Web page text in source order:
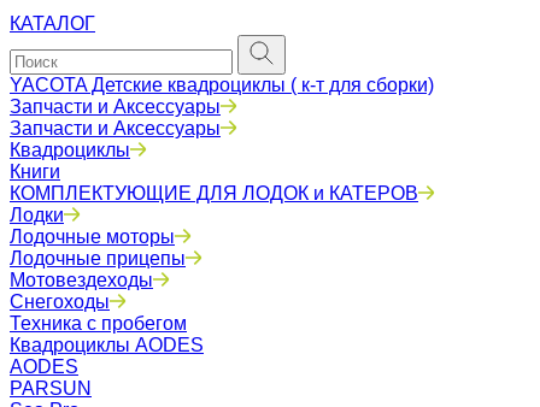
КАТАЛОГ
YACOTA Детские квадроциклы ( к-т для сборки)
Запчасти и Аксессуары
Запчасти и Аксессуары
Квадроциклы
Книги
КОМПЛЕКТУЮЩИЕ ДЛЯ ЛОДОК и КАТЕРОВ
Лодки
Лодочные моторы
Лодочные прицепы
Мотовездеходы
Снегоходы
Техника с пробегом
Квадроциклы AODES
AODES
PARSUN